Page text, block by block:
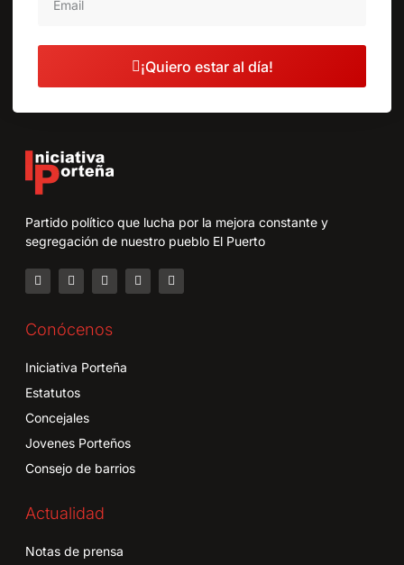
¡Quiero estar al día!
Partido político que lucha por la mejora constante y
segregación de nuestro pueblo El Puerto
Conócenos
Iniciativa Porteña
Estatutos
Concejales
Jovenes Porteños
Consejo de barrios
Actualidad
Notas de prensa